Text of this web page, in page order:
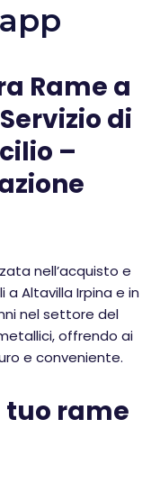
Rame a
di
–
nell’acquisto e
Altavilla Irpina e in
nel settore del
offrendo ai
e conveniente.
tuo rame